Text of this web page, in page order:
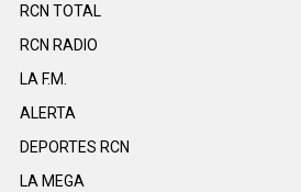
RCN TOTAL
RCN RADIO
LA F.M.
ALERTA
DEPORTES RCN
LA MEGA